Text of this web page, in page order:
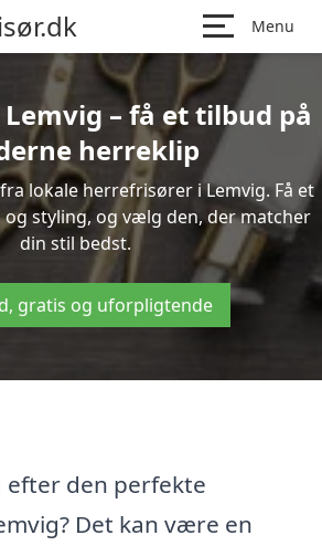
Menu
– få et tilbud på
herreklip
lokale herrefrisører i Lemvig. Få et
styling, og vælg den, der matcher
din stil bedst.
gratis og uforpligtende
efter den perfekte
Det kan være en